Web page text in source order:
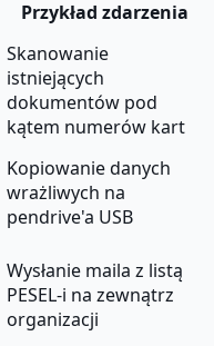
Przykład zdarzenia
Skanowanie
istniejących
dokumentów pod
kątem numerów kart
Kopiowanie danych
wrażliwych na
pendrive'a USB
Wysłanie maila z listą
PESEL-i na zewnątrz
organizacji